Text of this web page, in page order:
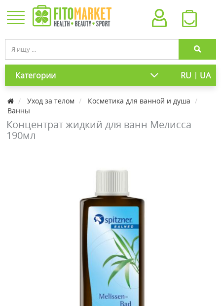
Категории RU | UA
Уход за телом
Косметика для ванной и душа
Ванны
Концентрат жидкий для ванн Мелисса
190мл